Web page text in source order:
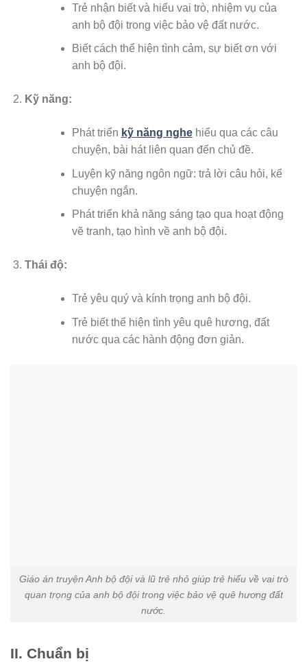
Trẻ nhận biết và hiểu vai trò, nhiệm vụ của
anh bộ đội trong việc bảo vệ đất nước.
Biết cách thể hiện tình cảm, sự biết ơn với
anh bộ đội.
Kỹ năng:
Phát triển kỹ năng nghehiểu qua các câu
chuyện, bài hát liên quan đến chủ đề.
Luyện kỹ năng ngôn ngữ: trả lời câu hỏi, kể
chuyện ngắn.
Phát triển khả năng sáng tạo qua hoạt động
vẽ tranh, tạo hình về anh bộ đội.
Thái độ:
Trẻ yêu quý và kính trọng anh bộ đội.
Trẻ biết thể hiện tình yêu quê hương, đất
nước qua các hành động đơn giản.
Giáo án truyện Anh bộ đội và lũ trẻ nhỏ giúp trẻ hiểu về vai trò
quan trọng của anh bộ đội trong việc bảo vệ quê hương đất
nước.
II. Chuẩn bị